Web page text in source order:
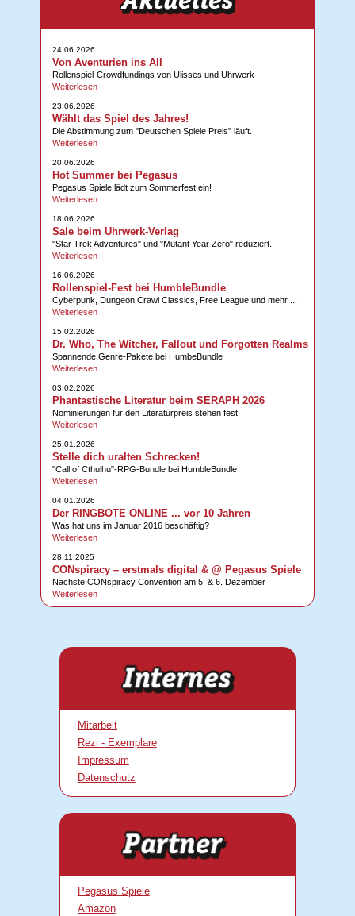
24.06.2026
Von Aventurien ins All
Rollenspiel-Crowdfundings von Ulisses und Uhrwerk
Weiterlesen
23.06.2026
Wählt das Spiel des Jahres!
Die Abstimmung zum "Deutschen Spiele Preis" läuft.
Weiterlesen
20.06.2026
Hot Summer bei Pegasus
Pegasus Spiele lädt zum Sommerfest ein!
Weiterlesen
18.06.2026
Sale beim Uhrwerk-Verlag
"Star Trek Adventures" und "Mutant Year Zero" reduziert.
Weiterlesen
16.06.2026
Rollenspiel-Fest bei HumbleBundle
Cyberpunk, Dungeon Crawl Classics, Free League und mehr ...
Weiterlesen
15.02.2026
Dr. Who, The Witcher, Fallout und Forgotten Realms
Spannende Genre-Pakete bei HumbeBundle
Weiterlesen
03.02.2026
Phantastische Literatur beim SERAPH 2026
Nominierungen für den Literaturpreis stehen fest
Weiterlesen
25.01.2026
Stelle dich uralten Schrecken!
"Call of Cthulhu"-RPG-Bundle bei HumbleBundle
Weiterlesen
04.01.2026
Der RINGBOTE ONLINE ... vor 10 Jahren
Was hat uns im Januar 2016 beschäftig?
Weiterlesen
28.11.2025
CONspiracy – erstmals digital & @ Pegasus Spiele
Nächste CONspiracy Convention am 5. & 6. Dezember
Weiterlesen
Mitarbeit
Rezi - Exemplare
Impressum
Datenschutz
Pegasus Spiele
Amazon